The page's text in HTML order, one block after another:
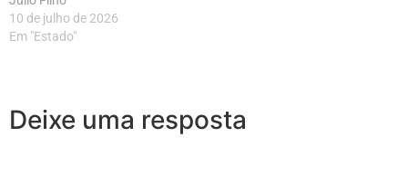
10 de julho de 2026
Em "Estado"
Deixe uma resposta